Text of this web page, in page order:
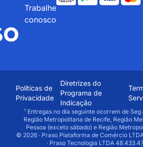
Trabalhe
conosco
Políticas de
Privacidade
Diretrizes do
Programa de
Indicação
¹ Entregas no dia seguinte ocorrem de Seg
Região Metropolitana de Recife, Região
Pessoa (exceto sábado) e Região
© 2026 · Praso Plataforma de Comércio
· Praso Tecnologia LTDA